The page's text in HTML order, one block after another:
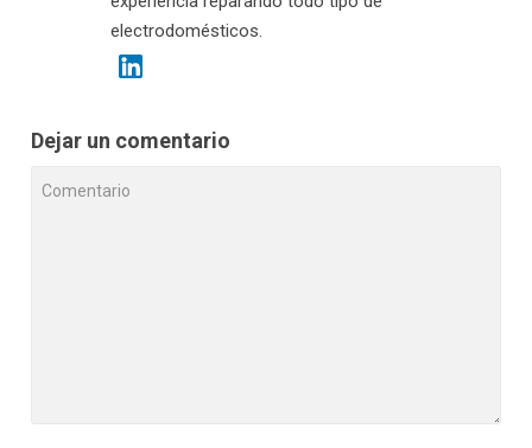
electrodomésticos.
Dejar un comentario